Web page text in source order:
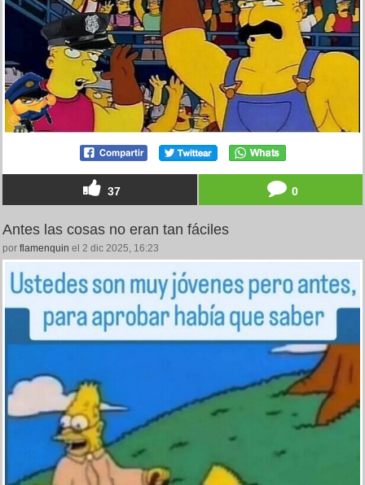
37 0
Antes las cosas no eran tan fáciles
por flamenquin el 2 dic 2025, 16:23